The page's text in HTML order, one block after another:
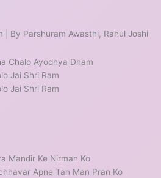
| By Parshuram Awasthi, Rahul Joshi
Chalo Ayodhya Dham
Jai Shri Ram
Jai Shri Ram
Mandir Ke Nirman Ko
Apne Tan Man Pran Ko